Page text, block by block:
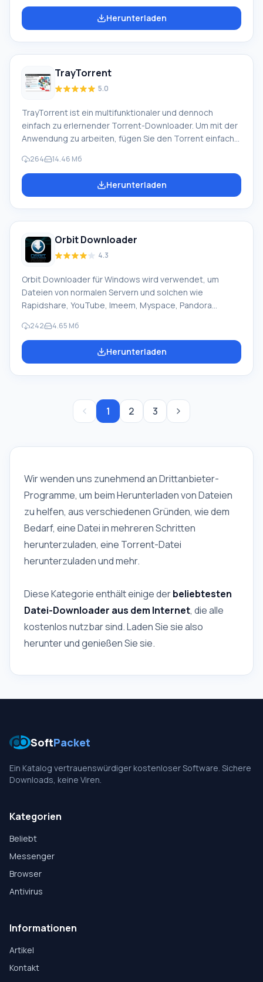
Anwendung ist so einfach, dass selbst ein unerfahrener
Benutzer sie meistern kann. Funktion von
erscheint
Herunterladen
TrayTorrent
5.0
TrayTorrent ist ein multifunktionaler und dennoch
einfach zu erlernender Torrent-Downloader. Um mit der
Anwendung zu arbeiten, fügen Sie den Torrent einfach
"Datei hinzufügen" zum Programm hinzu. Die Anwendung
interagiert mit fast allen Torrent-Trackern.
Dateidownloads werden mit maximaler Geschwindigkeit
Systemressourcen.
264 14.46 Мб
Herunterladen
Orbit Downloader
4.3
Orbit Downloader für Windows wird verwendet, um
Dateien von normalen Servern und solchen wie
Rapidshare, YouTube, Imeem, Myspace, Pandora
Technologie (intelligente Segmentierung und logischer
Beschleuniger) im Multithread-Modus herunter. Alles
zusammen sorgt für eine 5-fache Steigerung der
lädt Dateien von File-Sharing-Diensten herunter. Das
Programm ist nicht ressourcenintensiv für den PC.
242 4.65 Mб
Herunterladen
1 2 3
Wir wenden uns zunehmend an Drittanbieter-
Programme, um beim Herunterladen von Dateien
zu helfen, aus verschiedenen Gründen, wie dem
Bedarf, eine Datei in mehreren Schritten
herunterzuladen, eine Torrent-Datei
herunterzuladen und mehr.
Diese Kategorie enthält einige derbeliebtesten
Datei-Downloader aus dem Internet, die alle
kostenlos nutzbar sind. Laden Sie sie also
herunter und genießen Sie sie.
SoftPacket
Ein Katalog vertrauenswürdiger kostenloser Software. Sichere
Downloads, keine Viren.
Kategorien
Beliebt
Messenger
Browser
Antivirus
Informationen
Artikel
Kontakt